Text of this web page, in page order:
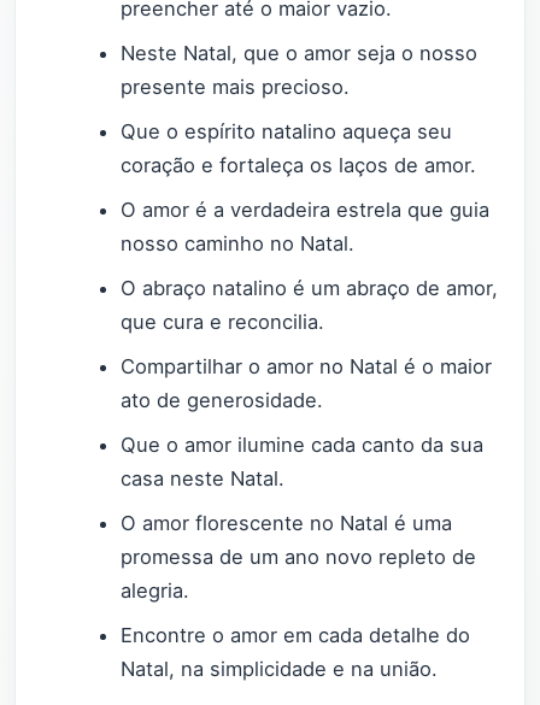
preencher até o maior vazio.
Neste Natal, que o amor seja o nosso
presente mais precioso.
Que o espírito natalino aqueça seu
coração e fortaleça os laços de amor.
O amor é a verdadeira estrela que guia
nosso caminho no Natal.
O abraço natalino é um abraço de amor,
que cura e reconcilia.
Compartilhar o amor no Natal é o maior
ato de generosidade.
Que o amor ilumine cada canto da sua
casa neste Natal.
O amor florescente no Natal é uma
promessa de um ano novo repleto de
alegria.
Encontre o amor em cada detalhe do
Natal, na simplicidade e na união.